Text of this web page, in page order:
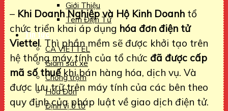
Giới Thiệu
Tem Điện Tử
Tin tức
CA VIETTEL
Giám sát xe
Chống trộm
Hóa Đơn
Định vị ô tô
– Khi Doanh Nghiệp và Hộ Kinh Doanh tổ
chức triển khai áp dụng hóa đơn điện tử
Viettel. Thì phần mềm sẽ được khởi tạo trên
hệ thống máy tính của tổ chức đã được cấp
mã số thuếkhi bán hàng hóa, dịch vụ. Và
được lưu trữ trên máy tính của các bên theo
quy định của pháp luật về giao dịch điện tử.